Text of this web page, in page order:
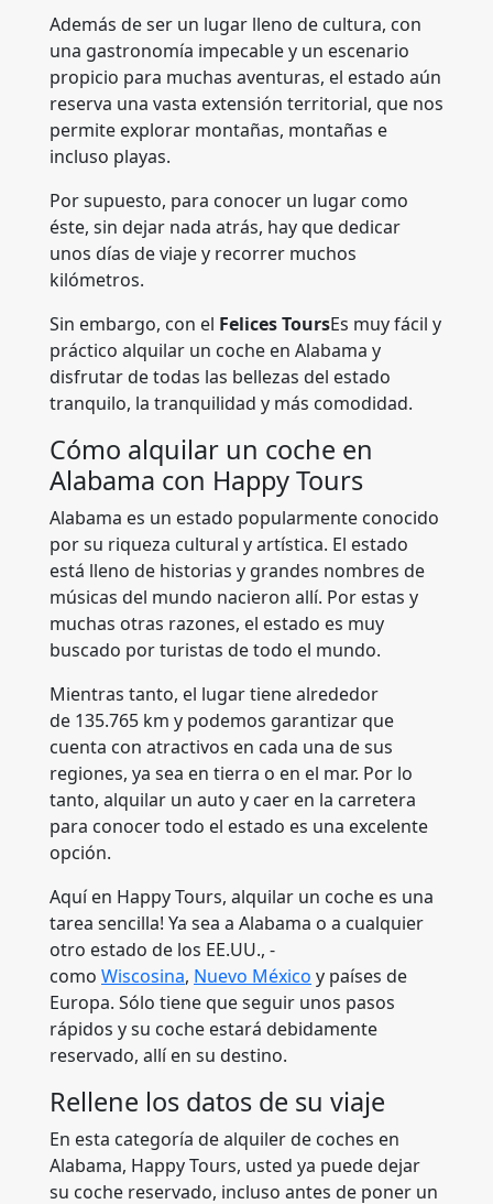
Además de ser un lugar lleno de cultura, con
una gastronomía impecable y un escenario
propicio para muchas aventuras, el estado aún
reserva una vasta extensión territorial, que nos
permite explorar montañas, montañas e
incluso playas.
Por supuesto, para conocer un lugar como
éste, sin dejar nada atrás, hay que dedicar
unos días de viaje y recorrer muchos
kilómetros.
Sin embargo, con el Felices ToursEs muy fácil y
práctico alquilar un coche en Alabama y
disfrutar de todas las bellezas del estado
tranquilo, la tranquilidad y más comodidad.
Cómo alquilar un coche en
Alabama con Happy Tours
Alabama es un estado popularmente conocido
por su riqueza cultural y artística. El estado
está lleno de historias y grandes nombres de
músicas del mundo nacieron allí. Por estas y
muchas otras razones, el estado es muy
buscado por turistas de todo el mundo.
Mientras tanto, el lugar tiene alrededor
de 135.765 km y podemos garantizar que
cuenta con atractivos en cada una de sus
regiones, ya sea en tierra o en el mar. Por lo
tanto, alquilar un auto y caer en la carretera
para conocer todo el estado es una excelente
opción.
Aquí en Happy Tours, alquilar un coche es una
tarea sencilla! Ya sea a Alabama o a cualquier
otro estado de los EE.UU., -
como Wiscosina, Nuevo México y países de
Europa. Sólo tiene que seguir unos pasos
rápidos y su coche estará debidamente
reservado, allí en su destino.
Rellene los datos de su viaje
En esta categoría de alquiler de coches en
Alabama, Happy Tours, usted ya puede dejar
su coche reservado, incluso antes de poner un